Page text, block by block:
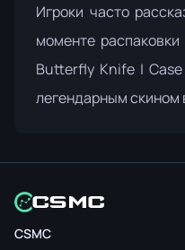
Игроки часто
моменте
Butterfly Knife | Case
легендарным скином
CSMC